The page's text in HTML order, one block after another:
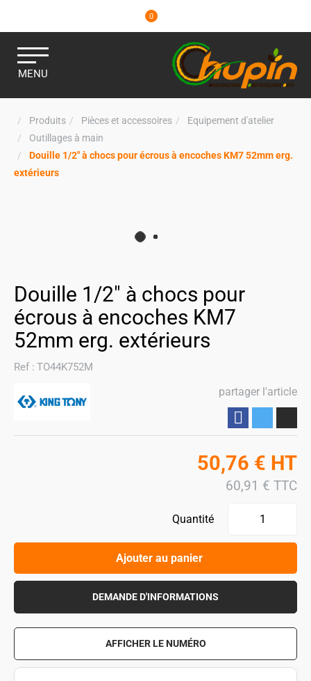
0
MENU
Produits Pièces et accessoires
Equipement d'atelier
Outillages à main
Douille 1/2" à chocs pour écrous à encoches KM7 52mm erg.
extérieurs
Douille 1/2" à chocs pour
écrous à encoches KM7
52mm erg. extérieurs
Ref : TO44K752M
partager l'article
50,76 € HT
60,91 € TTC
Quantité
Ajouter au panier
DEMANDE D'INFORMATIONS
AFFICHER LE NUMÉRO